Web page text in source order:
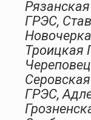
ГРЭС,
Троицкая
ГРЭС,